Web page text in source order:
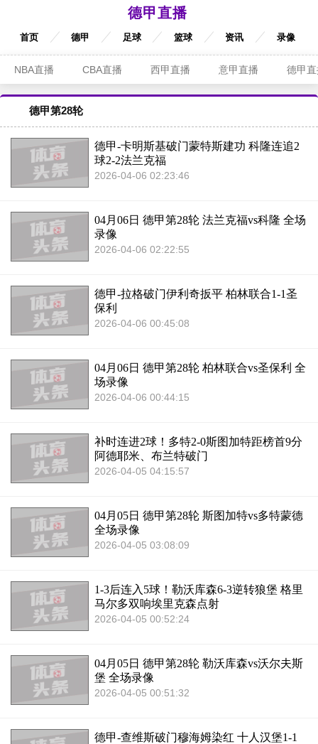
德甲直播
首页 德甲 足球 篮球 资讯 录像
NBA直播 CBA直播 西甲直播 意甲直播 德甲
德甲第28轮
德甲-卡明斯基破门蒙特斯建功 科隆连追2
球2-2法兰克福
2026-04-06 02:23:46
04月06日 德甲第28轮 法兰克福vs科隆 全场
录像
2026-04-06 02:22:55
德甲-拉格破门伊利奇扳平 柏林联合1-1圣
保利
2026-04-06 00:45:08
04月06日 德甲第28轮 柏林联合vs圣保利 全
场录像
2026-04-06 00:44:15
补时连进2球！多特2-0斯图加特距榜首9分
阿德耶米、布兰特破门
2026-04-05 04:15:57
04月05日 德甲第28轮 斯图加特vs多特蒙德
全场录像
2026-04-05 03:08:09
1-3后连入5球！勒沃库森6-3逆转狼堡 格里
马尔多双响埃里克森点射
2026-04-05 00:52:24
04月05日 德甲第28轮 勒沃库森vs沃尔夫斯
堡 全场录像
2026-04-05 00:51:32
德甲-查维斯破门穆海姆染红 十人汉堡1-1